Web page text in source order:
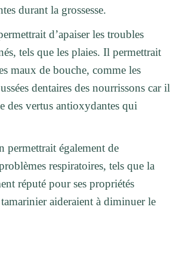
durant la grossesse.
d’apaiser les troubles
tels que les plaies. Il permettrait
maux de bouche, comme les
dentaires des nourrissons car il
des vertus antioxydantes qui
permettrait également de
respiratoires, tels que la
réputé pour ses propriétés
aideraient à diminuer le